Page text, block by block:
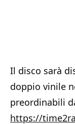
Il disco sarà
doppio vinile
preordinabili
https://